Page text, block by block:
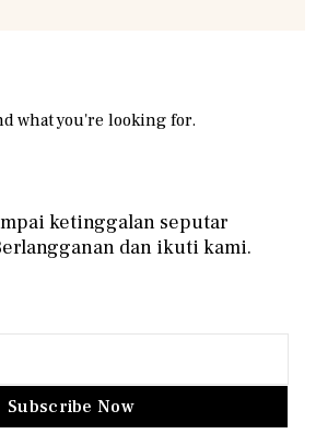
what you're looking for.
ketinggalan seputar
dan ikuti kami.
Subscribe Now